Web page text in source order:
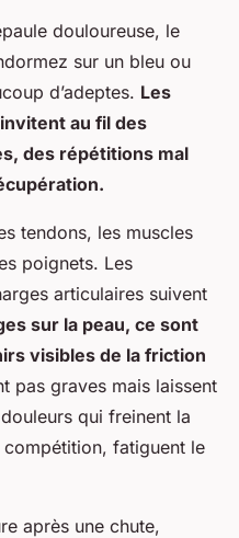
douloureuse, le
sur un bleu ou
d’adeptes. Les
au fil des
des répétitions mal
tendons, les muscles
poignets. Les
articulaires suivent
sur la peau, ce sont
visibles de la friction
pas graves mais laissent
qui freinent la
fatiguent le
après une chute,